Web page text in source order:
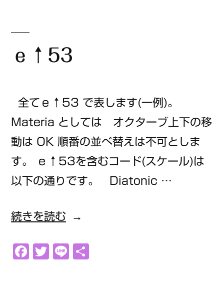
ｅ↑53
全てｅ↑53 で表します(一例)。
Materia としては オクターブ上下の移
動は OK 順番の並べ替えは不可としま
す。 ｅ↑53を含むコード(スケール)は
以下の通りです。 Diatonic …
“ｅ
の
続きを読む
Facebook
Twitter
Line